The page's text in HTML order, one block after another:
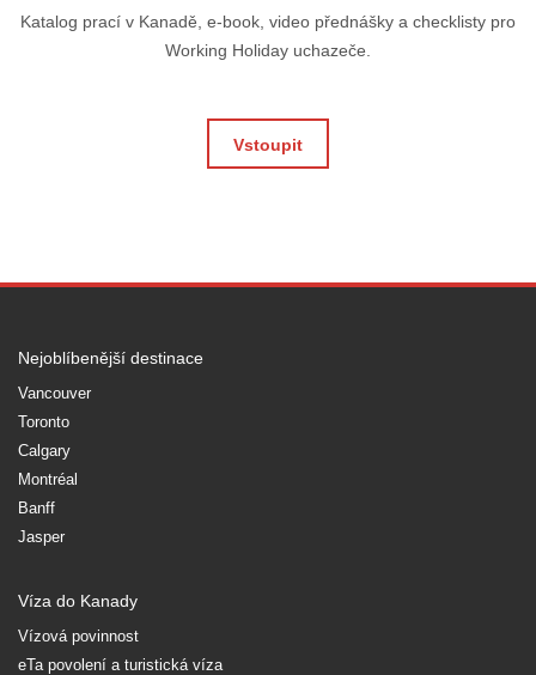
Katalog prací v Kanadě, e-book, video přednášky a checklisty pro
Working Holiday uchazeče.
Vstoupit
Nejoblíbenější destinace
Vancouver
Toronto
Calgary
Montréal
Banff
Jasper
Víza do Kanady
Vízová povinnost
eTa povolení a turistická víza